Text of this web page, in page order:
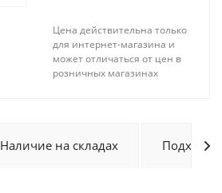
Цена действительна только
для интернет-магазина и
может отличаться от цен в
розничных магазинах
Наличие на складах Подходит